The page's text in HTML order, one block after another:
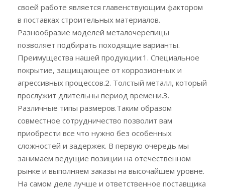
своей работе является главенствующим фактором
в поставках строительных материалов.
Разнообразие моделей металочерепицы
позволяет подбирать походящие варианты.
Преимущества нашей продукции:1. Специальное
покрытие, защищающее от коррозионных и
агрессивных процессов.2. Толстый металл, который
прослужит длительны период времени.3.
Различные типы размеров.Таким образом
совместное сотрудничество позволит вам
приобрести все что нужно без особенных
сложностей и задержек. В первую очередь мы
занимаем ведущие позиции на отечественном
рынке и выполняем заказы на высочайшем уровне.
На самом деле лучше и ответственное поставщика